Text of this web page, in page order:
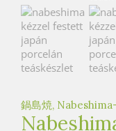
鍋島焼,